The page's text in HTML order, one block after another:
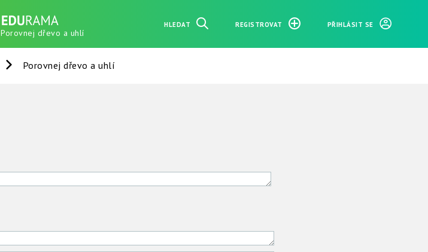
Porovnej dřevo a uhlí
HLEDAT REGISTROVAT PŘIHLÁSIT SE
Porovnej dřevo a uhlí